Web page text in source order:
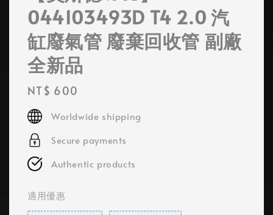
044103493D T4 2.0 汽
缸廢氣管 廢棄回收管 副廠
全新品
Regular
price
NT$ 600
Worldwide shipping
Secure payments
Authentic products
適用優惠